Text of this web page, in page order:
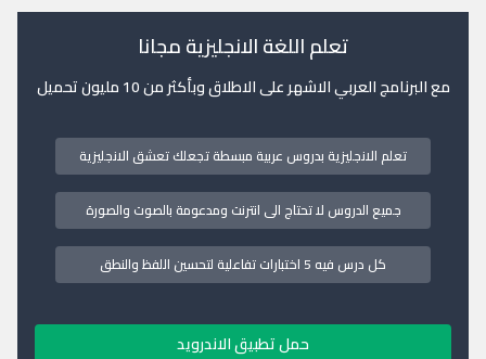
تعلم اللغة الانجليزية مجانا
مع البرنامج العربي الاشهر على الاطلاق وبأكثر من 10 مليون تحميل
تعلم الانجليزية بدروس عربية مبسطة تجعلك تعشق الانجليزية
جميع الدروس لا تحتاج الى انترنت ومدعومة بالصوت والصورة
كل درس فيه 5 اختبارات تفاعلية لتحسين اللفظ والنطق
حمل تطبيق الاندرويد